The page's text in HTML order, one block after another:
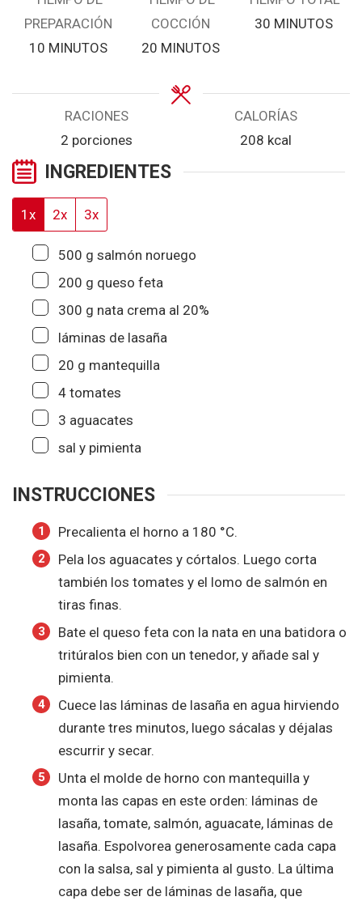
PREPARACIÓN
10 MINUTOS
MINUTOS
COCCIÓN
20 MINUTOS
MINUTOS
30MINUTOS
MINUTOS
RACIONES
2 porciones
CALORÍAS
208 kcal
INGREDIENTES
1x 2x 3x
▢
500 g salmón noruego
▢
200 g queso feta
▢
300 g nata crema al 20%
▢
láminas de lasaña
▢
20 g mantequilla
▢
4 tomates
▢
3 aguacates
▢
sal y pimienta
INSTRUCCIONES
Precalienta el horno a 180 °C.
Pela los aguacates y córtalos. Luego corta
también los tomates y el lomo de salmón en
tiras finas.
Bate el queso feta con la nata en una batidora o
tritúralos bien con un tenedor, y añade sal y
pimienta.
Cuece las láminas de lasaña en agua hirviendo
durante tres minutos, luego sácalas y déjalas
escurrir y secar.
Unta el molde de horno con mantequilla y
monta las capas en este orden: láminas de
lasaña, tomate, salmón, aguacate, láminas de
lasaña. Espolvorea generosamente cada capa
con la salsa, sal y pimienta al gusto. La última
capa debe ser de láminas de lasaña, que